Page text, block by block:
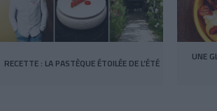
RECETTE : LA PASTÈQUE ÉTOILÉE DE L’ÉTÉ
UNE